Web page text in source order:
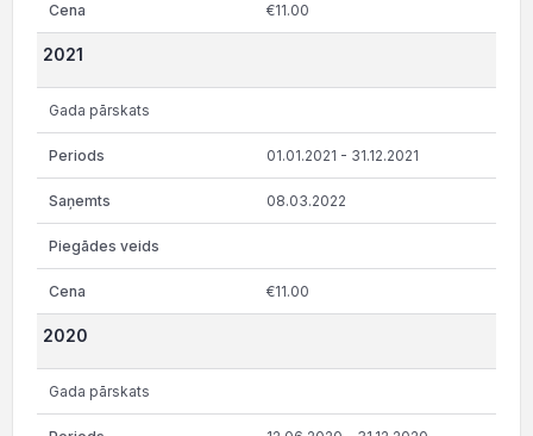
€11.00
2021
Gada pārskats
01.01.2021 - 31.12.2021
08.03.2022
€11.00
2020
Gada pārskats